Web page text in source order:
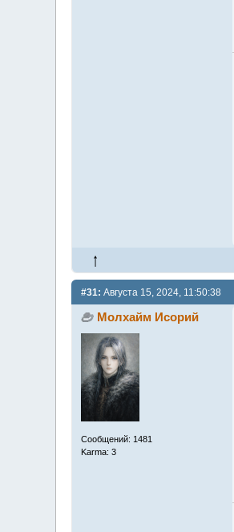
#31: Августа 15, 2024, 11:50:38
Молхайм Исорий
Сообщений: 1481
Karma: 3